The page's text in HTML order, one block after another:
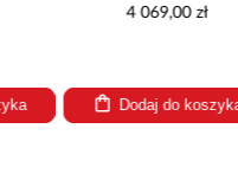
4 069,00 zł
Dodaj do koszyka